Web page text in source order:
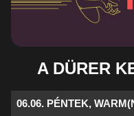
A DÜRER
06.06. PÉNTEK,